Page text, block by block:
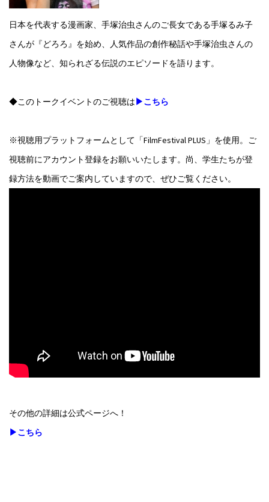
日本を代表する漫画家、手塚治虫さんのご長女である手塚るみ子
さんが『どろろ』を始め、人気作品の創作秘話や手塚治虫さんの
人物像など、知られざる伝説のエピソードを語ります。
◆このトークイベントのご視聴は▶こちら
※視聴用プラットフォームとして「FilmFestival PLUS」を使用。ご
視聴前にアカウント登録をお願いいたします。尚、学生たちが登
録方法を動画でご案内していますので、ぜひご覧ください。
その他の詳細は公式ページへ！
▶こちら